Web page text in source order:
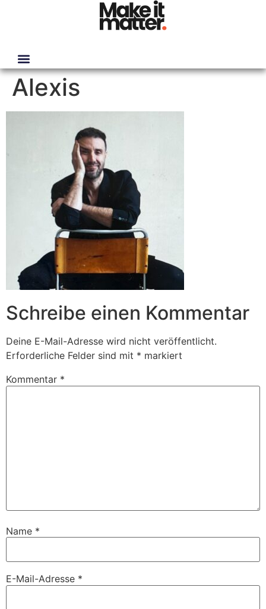
Alexis
Schreibe einen Kommentar
Deine E-Mail-Adresse wird nicht veröffentlicht.
Erforderliche Felder sind mit * markiert
Kommentar *
Name *
E-Mail-Adresse *